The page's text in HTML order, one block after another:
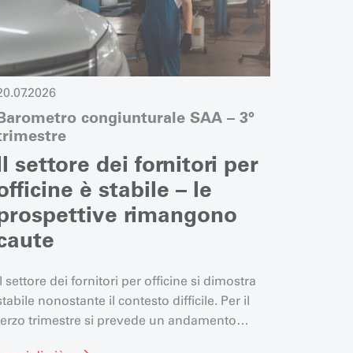
congiunturale SAA – 3°
settore dei fornitori per
è stabile – le
rimangono
settore dei fornitori per officine si dimostra
nonostante il contesto difficile. Per il
trimestre si prevede un andamento